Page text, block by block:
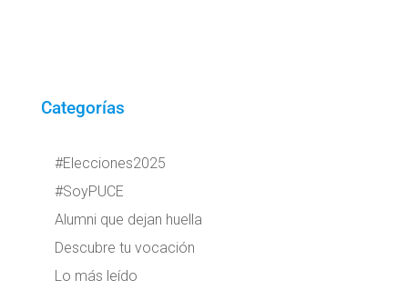
Categorías
#Elecciones2025
#SoyPUCE
Alumni que dejan huella
Descubre tu vocación
Lo más leído